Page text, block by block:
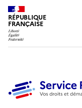
RÉPUBLIQUE
FRANÇAISE